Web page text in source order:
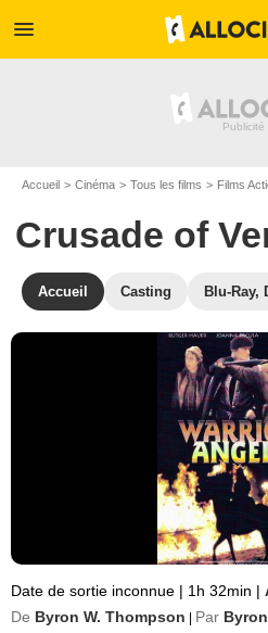
menu
Accueil Cinéma Tous les films Films
Crusade of
Accueil Casting Blu-Ray,
Date de sortie inconnue | 1h 32min |
De Byron W. Thompson Par